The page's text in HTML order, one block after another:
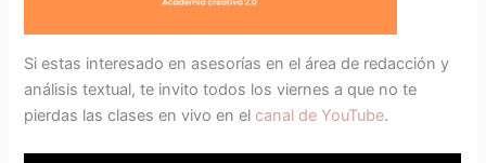
Si estas interesado en asesorías en el área de redacción y
análisis textual, te invito todos los viernes a que no te
pierdas las clases en vivo en el canal de YouTube.